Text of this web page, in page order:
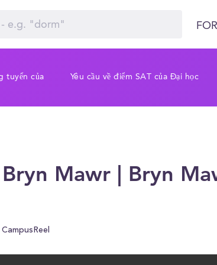
tuyển của Yêu cầu về điểm SAT của Đại học
Mawr | Bryn